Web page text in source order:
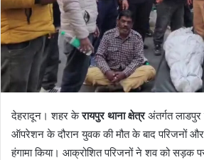
देहरादून। शहर केरायपुर थाना क्षेत्रअंतर्गत
ऑपरेशन के दौरान युवक की मौत के बाद परिजनों
हंगामा किया। आक्रोशित परिजनों ने शव को सड़क